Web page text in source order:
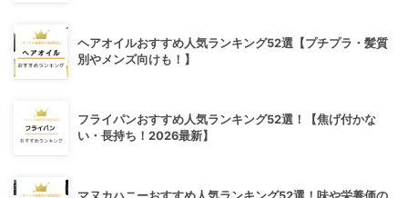
ヘアオイルおすすめ人気ランキング52選【プチプラ・髪質
別やメンズ向けも！】
フライパンおすすめ人気ランキング52選！【焦げ付かな
い・長持ち！2026最新】